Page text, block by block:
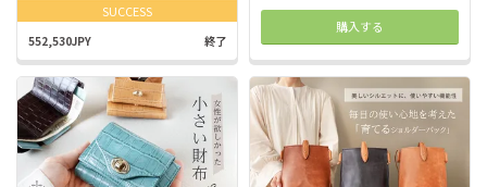
SUCCESS
552,530JPY 終了
購入する